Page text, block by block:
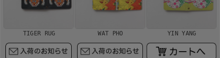
TIGER RUG WAT PHO YIN YANG